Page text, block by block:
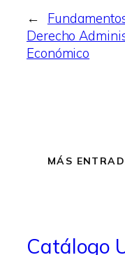
←
Derecho
Económico
MÁS
Catálogo